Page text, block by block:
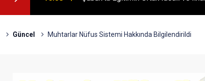
Güncel Muhtarlar Nüfus Sistemi Hakkında Bilgilendirildi